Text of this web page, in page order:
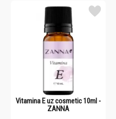
Vitamina E uz cosmetic 10ml -
ZANNA